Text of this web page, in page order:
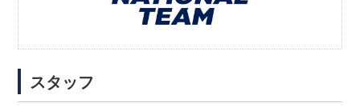
スタッフ